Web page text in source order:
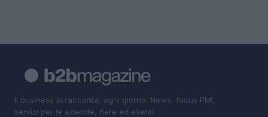
Il business si racconta, ogni giorno. News, focus PMI,
servizi per le aziende, fiere ed eventi.